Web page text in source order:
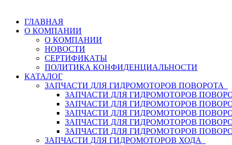
ГЛАВНАЯ
О КОМПАНИИ
О КОМПАНИИ
НОВОСТИ
СЕРТИФИКАТЫ
ПОЛИТИКА КОНФИДЕНЦИАЛЬНОСТИ
КАТАЛОГ
ЗАПЧАСТИ ДЛЯ ГИДРОМОТОРОВ ПОВОРОТА
ЗАПЧАСТИ ДЛЯ ГИДРОМОТОРОВ
ЗАПЧАСТИ ДЛЯ ГИДРОМОТОРОВ
ЗАПЧАСТИ ДЛЯ ГИДРОМОТОРОВ
ЗАПЧАСТИ ДЛЯ ГИДРОМОТОРОВ
ЗАПЧАСТИ ДЛЯ ГИДРОМОТОРОВ
ЗАПЧАСТИ ДЛЯ ГИДРОМОТОРОВ ХОДА